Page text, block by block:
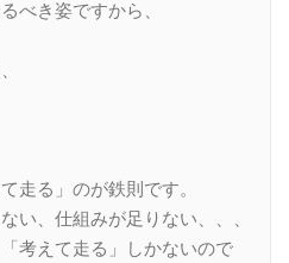
べき姿ですから、
走る」のが鉄則です。
い、仕組みが足りない、、、
考えて走る」しかないので